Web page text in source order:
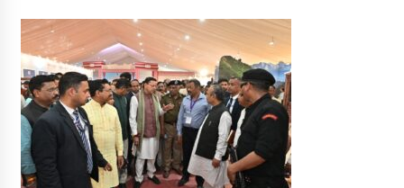
Thought Of The Day 11 May
May 11, 2022
Thought Of The Day 10 May
May 10, 2022